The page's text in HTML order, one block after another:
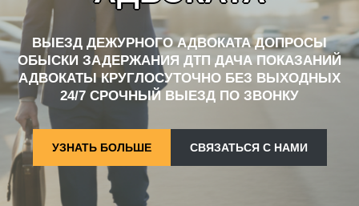
ВЫЕЗД ДЕЖУРНОГО АДВОКАТА ДОПРОСЫ
ОБЫСКИ ЗАДЕРЖАНИЯ ДТП ДАЧА ПОКАЗАНИЙ
АДВОКАТЫ КРУГЛОСУТОЧНО БЕЗ ВЫХОДНЫХ
24/7 СРОЧНЫЙ ВЫЕЗД ПО ЗВОНКУ
УЗНАТЬ БОЛЬШЕ СВЯЗАТЬСЯ С НАМИ